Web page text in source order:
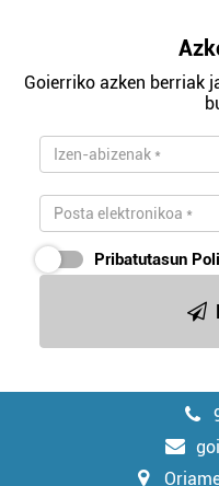
Goierriko azken berriak
Pribatutasun